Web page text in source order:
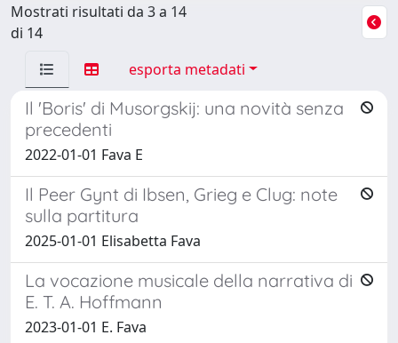
Mostrati risultati da 3 a 14
di 14
esporta metadati
Il 'Boris' di Musorgskij: una novità senza
precedenti
2022-01-01 Fava E
Il Peer Gynt di Ibsen, Grieg e Clug: note
sulla partitura
2025-01-01 Elisabetta Fava
La vocazione musicale della narrativa di
E. T. A. Hoffmann
2023-01-01 E. Fava